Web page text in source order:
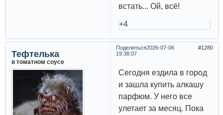
встать... Ой, всё!
+4
Поделиться 1280
2026-07-06
19:38:07
Тефтелька
в томатном соусе
Сегодня ездила в город
и зашла купить алкашу
парфюм. У него все
улетает за месяц. Пока